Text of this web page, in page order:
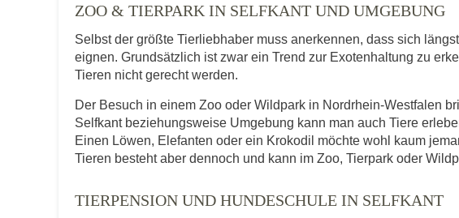
ZOO & TIERPARK IN SELFKANT UND UMGEBUNG
Selbst der größte Tierliebhaber muss anerkennen, dass sich
eignen. Grundsätzlich ist zwar ein Trend zur Exotenhaltung zu
Tieren nicht gerecht werden.
Der Besuch in einem Zoo oder Wildpark in Nordrhein-Westfalen
Selfkant beziehungsweise Umgebung kann man auch Tiere
Einen Löwen, Elefanten oder ein Krokodil möchte wohl kaum
Tieren besteht aber dennoch und kann im Zoo, Tierpark oder
TIERPENSION UND HUNDESCHULE IN SELFKANT